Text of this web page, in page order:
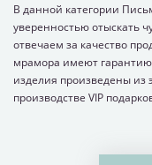
В данной категории
уверенностью отыскать
отвечаем за качество
мрамора имеют
изделия произведены из
производстве VIP